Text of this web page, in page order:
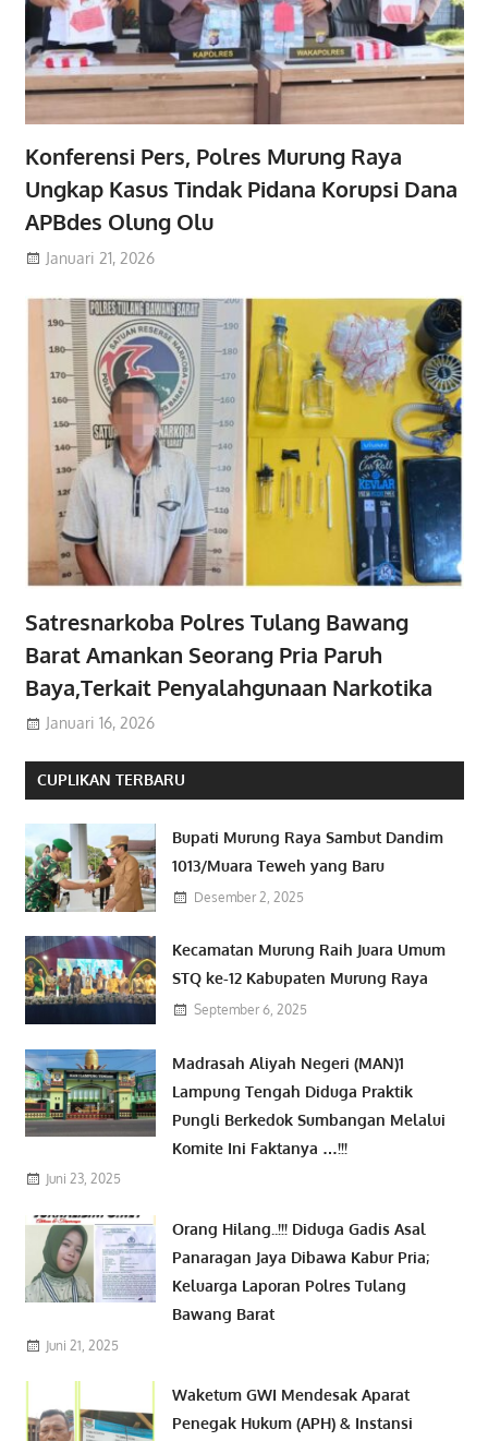
Konferensi Pers, Polres Murung Raya
Ungkap Kasus Tindak Pidana Korupsi Dana
APBdes Olung Olu
Januari 21, 2026
Satresnarkoba Polres Tulang Bawang
Barat Amankan Seorang Pria Paruh
Baya,Terkait Penyalahgunaan Narkotika
Januari 16, 2026
CUPLIKAN TERBARU
Bupati Murung Raya Sambut Dandim
1013/Muara Teweh yang Baru
Desember 2, 2025
Kecamatan Murung Raih Juara Umum
STQ ke-12 Kabupaten Murung Raya
September 6, 2025
Madrasah Aliyah Negeri (MAN)1
Lampung Tengah Diduga Praktik
Pungli Berkedok Sumbangan Melalui
Komite Ini Faktanya …!!!
Juni 23, 2025
Orang Hilang..!!! Diduga Gadis Asal
Panaragan Jaya Dibawa Kabur Pria;
Keluarga Laporan Polres Tulang
Bawang Barat
Juni 21, 2025
Waketum GWI Mendesak Aparat
Penegak Hukum (APH) & Instansi